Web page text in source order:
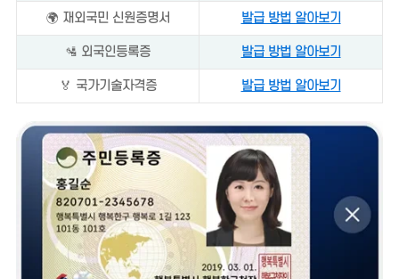
🌍 재외국민 신원증명서 발급 방법 알아보기
🛂 외국인등록증 발급 방법 알아보기
🏅 국가기술자격증 발급 방법 알아보기